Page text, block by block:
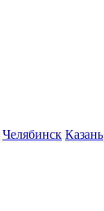
Челябинск Казань